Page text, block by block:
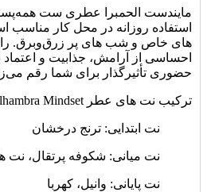
مایندست الحمبرا عطری‌ ست
استفاده روزانه در محل کار
های خاص و شب‌ های پر زرق‌وبرق.
احساسی از آرامش، جذابیت و
حضوری تأثیرگذار برای شما رقم
ترکیب نت‌ های عطر Alhambra Mindset:
نت ابتدایی: ترنج درخشان
نت میانی: شکوفه پرتقال، نت‌
نت پایانی: وانیل، کهربا